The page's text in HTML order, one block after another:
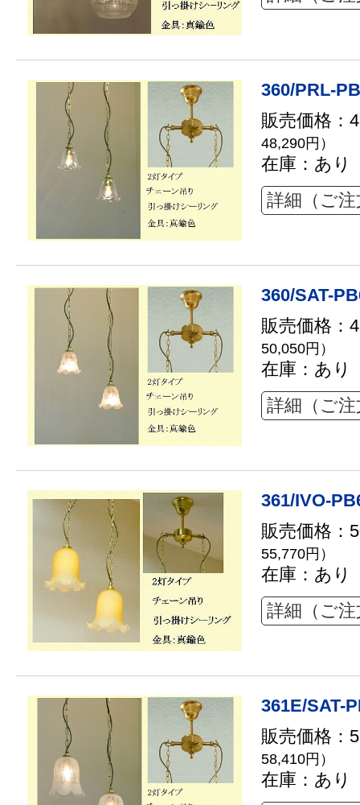
360/PRL-
販売価格：
48,290円）
在庫：あり
詳細（ご
360/SAT-
販売価格：
50,050円）
在庫：あり
詳細（ご
361/IVO-
販売価格：
55,770円）
在庫：あり
詳細（ご
361E/SAT-
販売価格：
58,410円）
在庫：あり